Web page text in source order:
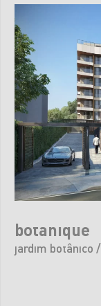
botanique
jardim botânico